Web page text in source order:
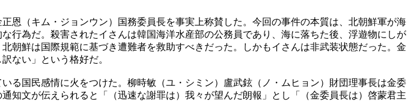
恩（キム・ジョンウン）国務委員長を事実上称賛した。今回の事件の本質は、北朝鮮軍が海
行為だ。殺害されたイさんは韓国海洋水産部の公務員であり、海に落ちた後、浮遊物にしが
朝鮮は国際規範に基づき遭難者を救助すべきだった。しかもイさんは非武装状態だった。金
ない」という格好だ。
る国民感情に火をつけた。柳時敏（ユ・シミン）盧武鉉（ノ・ムヒョン）財団理事長は金委
知文が伝えられると「（迅速な謝罪は）我々が望んだ朗報」とし「（金委員長は）啓蒙君主